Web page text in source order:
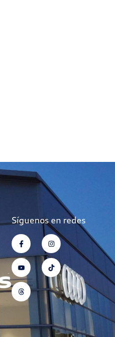
Síguenos en redes